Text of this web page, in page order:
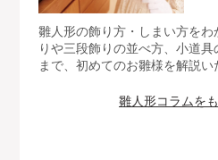
雛人形の飾り方・しまい方を
りや三段飾りの並べ方、小道
まで、初めてのお雛様を解説い
雛人形コラムを